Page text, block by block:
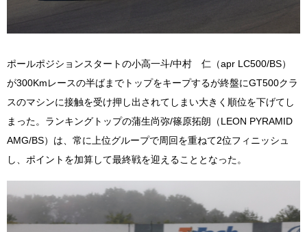
ポールポジションスタートの小高一斗/中村 仁（apr LC500/BS）
が300Kmレースの半ばまでトップをキープするが終盤にGT500クラ
スのマシンに接触を受け押し出されてしまい大きく順位を下げてし
まった。ランキングトップの蒲生尚弥/篠原拓朗（LEON PYRAMID
AMG/BS）は、常に上位グループで周回を重ねて2位フィニッシュ
し、ポイントを加算して最終戦を迎えることとなった。